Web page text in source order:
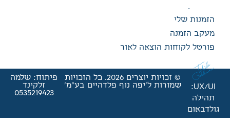
לאור
© זכויות יוצרים 2026. כל הזכויות
נוף פלדהיים בע"מ'
פיתוח: שלמה
זלקינד